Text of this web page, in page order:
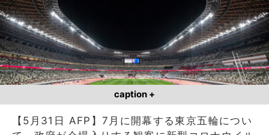
caption +
【5月31日 AFP】7月に開幕する東京五輪につい